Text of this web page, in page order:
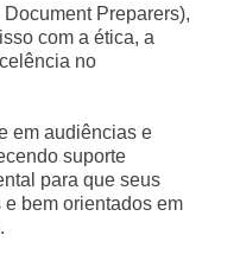
Preparers),
com a ética, a
no
em audiências e
suporte
para que seus
bem orientados em